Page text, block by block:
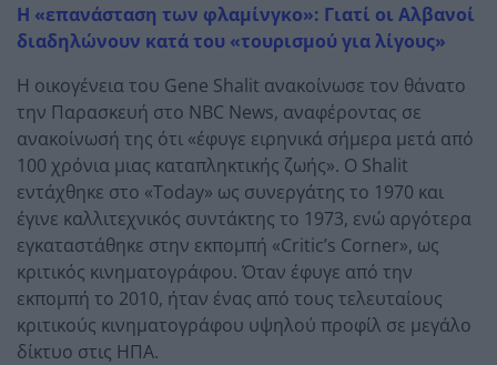
Η «επανάσταση των φλαμίνγκο»: Γιατί οι Αλβανοί
διαδηλώνουν κατά του «τουρισμού για λίγους»
Η οικογένεια του Gene Shalit ανακοίνωσε τον θάνατο
την Παρασκευή στο NBC News, αναφέροντας σε
ανακοίνωσή της ότι «έφυγε ειρηνικά σήμερα μετά από
100 χρόνια μιας καταπληκτικής ζωής». Ο Shalit
εντάχθηκε στο «Today» ως συνεργάτης το 1970 και
έγινε καλλιτεχνικός συντάκτης το 1973, ενώ αργότερα
εγκαταστάθηκε στην εκπομπή «Critic’s Corner», ως
κριτικός κινηματογράφου. Όταν έφυγε από την
εκπομπή το 2010, ήταν ένας από τους τελευταίους
κριτικούς κινηματογράφου υψηλού προφίλ σε μεγάλο
δίκτυο στις ΗΠΑ.